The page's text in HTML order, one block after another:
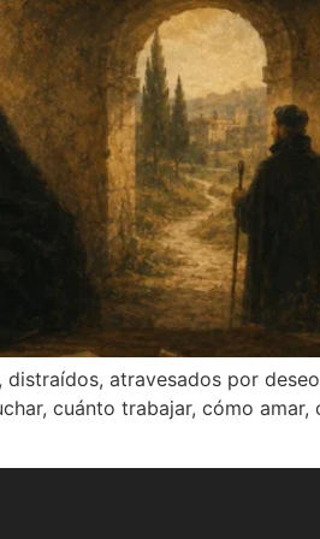
atravesados por
cuánto trabajar, cómo amar,